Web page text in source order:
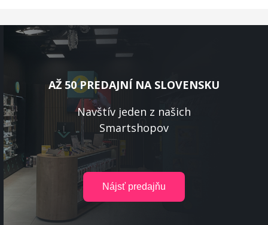
AŽ 50 PREDAJNÍ NA SLOVENSKU
Navštív jeden z našich
Smartshopov